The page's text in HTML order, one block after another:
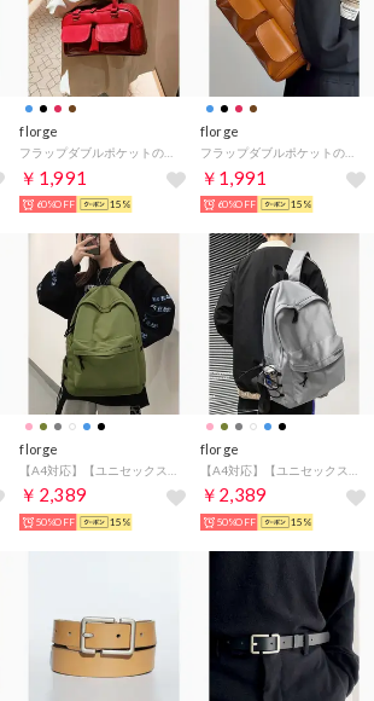
florge
フラップダブルポケットのレザータッチボストンバッグ/トートバッグ （レッド）
￥1,991
60%OFF 15%
florge
フラップダブルポケットのレザータッチボストンバッグ/トートバッグ （テラコッタ）
￥1,991
60%OFF 15%
florge
￥2,389
50%OFF 15%
florge
￥2,389
50%OFF 15%